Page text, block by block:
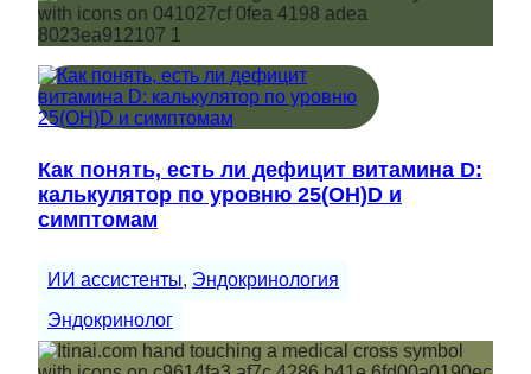
Как понять, есть ли дефицит витамина D:
калькулятор по уровню 25(OH)D и
симптомам
ИИ ассистенты, Эндокринология
Эндокринолог